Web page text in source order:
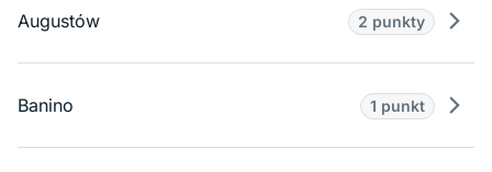
Augustów 2 punkty
Banino 1 punkt